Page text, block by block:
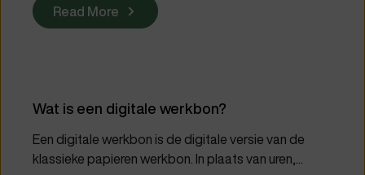
Read More
Wat is een digitale werkbon?
Een digitale werkbon is de digitale versie van de
klassieke papieren werkbon. In plaats van uren,...